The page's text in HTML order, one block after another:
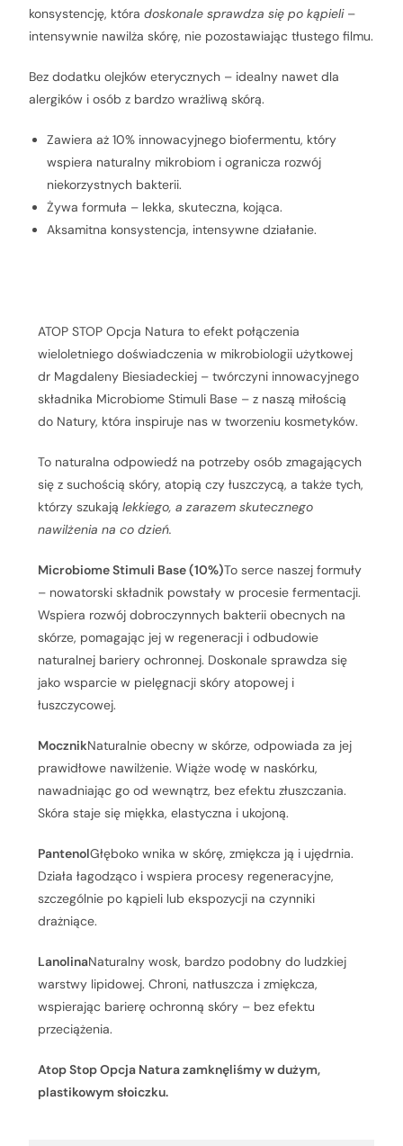
konsystencję, któradoskonale sprawdza się po kąpieli–
intensywnie nawilża skórę, nie pozostawiając tłustego filmu.
Bez dodatku olejków eterycznych – idealny nawet dla
alergików i osób z bardzo wrażliwą skórą.
Zawiera aż 10% innowacyjnego biofermentu, który
wspiera naturalny mikrobiom i ogranicza rozwój
niekorzystnych bakterii.
Żywa formuła – lekka, skuteczna, kojąca.
Aksamitna konsystencja, intensywne działanie.
ATOP STOP Opcja Natura to efekt połączenia
wieloletniego doświadczenia w mikrobiologii użytkowej
dr Magdaleny Biesiadeckiej – twórczyni innowacyjnego
składnika Microbiome Stimuli Base – z naszą miłością
do Natury, która inspiruje nas w tworzeniu kosmetyków.
To naturalna odpowiedź na potrzeby osób zmagających
się z suchością skóry, atopią czy łuszczycą, a także tych,
którzy szukająlekkiego, a zarazem skutecznego
nawilżenia na co dzień.
Microbiome Stimuli Base (10%)To serce naszej formuły
– nowatorski składnik powstały w procesie fermentacji.
Wspiera rozwój dobroczynnych bakterii obecnych na
skórze, pomagając jej w regeneracji i odbudowie
naturalnej bariery ochronnej. Doskonale sprawdza się
jako wsparcie w pielęgnacji skóry atopowej i
łuszczycowej.
MocznikNaturalnie obecny w skórze, odpowiada za jej
prawidłowe nawilżenie. Wiąże wodę w naskórku,
nawadniając go od wewnątrz, bez efektu złuszczania.
Skóra staje się miękka, elastyczna i ukojoną.
PantenolGłęboko wnika w skórę, zmiękcza ją i ujędrnia.
Działa łagodząco i wspiera procesy regeneracyjne,
szczególnie po kąpieli lub ekspozycji na czynniki
drażniące.
LanolinaNaturalny wosk, bardzo podobny do ludzkiej
warstwy lipidowej. Chroni, natłuszcza i zmiękcza,
wspierając barierę ochronną skóry – bez efektu
przeciążenia.
Atop Stop Opcja Natura zamknęliśmy w dużym,
plastikowym słoiczku.